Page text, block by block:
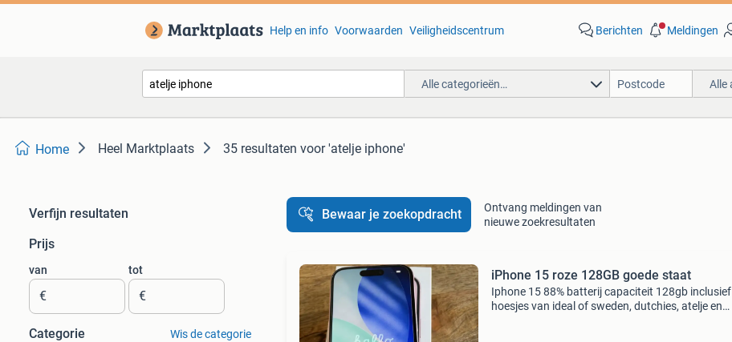
Help en info Voorwaarden Veiligheidscentrum Berichten Meldingen
Alle categorieën… Alle
Home Heel Marktplaats 35 resultaten voor 'atelje iphone'
Verfijn resultaten
Prijs
van
€
tot
€
Categorie Wis de categorie
Bewaar je zoekopdracht
Ontvang meldingen van
nieuwe zoekresultaten
iPhone 15 roze 128GB goede staat
Iphone 15 88% batterij capaciteit 128gb inclusief
hoesjes van ideal of sweden, dutchies, atelje en